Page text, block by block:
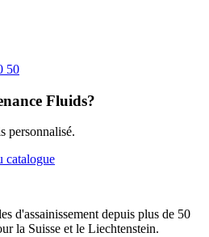
50
Fluids?
personnalisé.
catalogue
d'assainissement depuis plus de 50
la Suisse et le Liechtenstein.